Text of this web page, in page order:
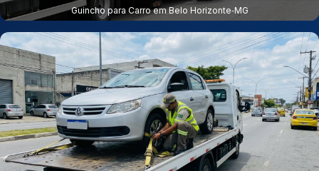
Guincho para Carro em Belo Horizonte‑MG